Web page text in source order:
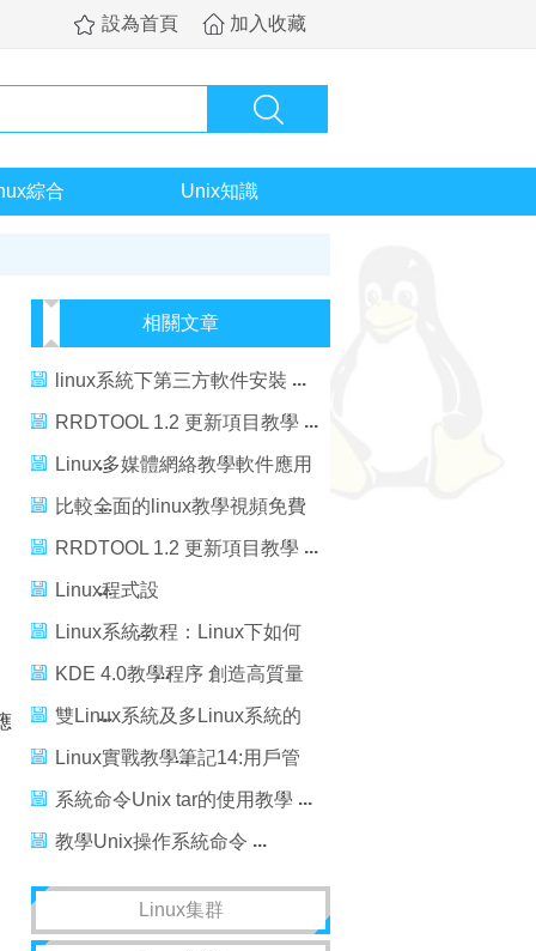
設為首頁 加入收藏
綜合 Unix知識
相關文章
linux系統下第三方軟件安裝
RRDTOOL 1.2 更新項目教學
Linux多媒體網絡教學軟件應用
推廣
比較全面的linux教學視頻免費
下載
RRDTOOL 1.2 更新項目教學
Linux程式設
計-11.ShellScript(bash)--(2)教
學例
Linux系統教程：Linux下如何
安裝軟件
KDE 4.0教學程序 創造高質量
的教學軟件
雙Linux系統及多Linux系統的
安裝
Linux實戰教學筆記14:用戶管
理初級（下）
系統命令Unix tar的使用教學
教學Unix操作系統命令
Linux集群